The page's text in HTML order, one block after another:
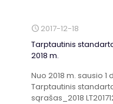
2017-12-18
Tarptautinis
2018 m.
Nuo 2018 m. sausio
Tarptautinis
sąrašas_2018